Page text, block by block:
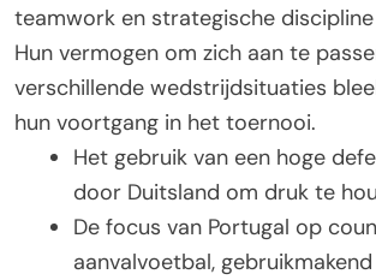
teamwork en strategische
Hun vermogen om zich aan te
verschillende wedstrijdsituaties
hun voortgang in het toernooi.
Het gebruik van een hoge
door Duitsland om druk te
De focus van Portugal op
aanvalvoetbal,